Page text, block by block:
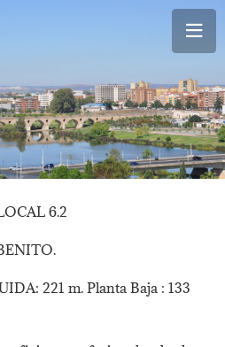
6.2
221 m. Planta Baja : 133